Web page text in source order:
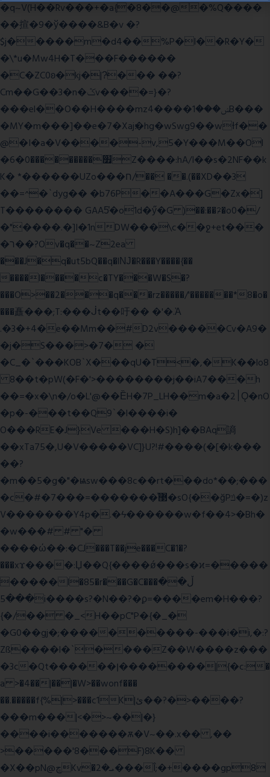
�q~V(H��Rv���+�a{�8��@�%Q����
��揎�9�ў����&B�v �?
$j�����m�d4��%P�l��R�Y�
�\*u�Mw4H�T���F������
�C�ZC0ʚ�kj�|?ͮ��� ��?
Cm��G��3�n�ݣv����=}�?
���el��O��H����mzݾ���1����4B���
�MY�m���]��e�7�Xaj׃�hg�wSwg9��wƗf��
@�I�a�V����-v,5�Y���M��Ol
�׿���������0�6Z����:hA/I��s�2NF��k
K� *������UZo���ח/�� ��.(��XD��3
��=^�`dyg�� �b76P��A���G�Zx�]
T�������� GAA5̔�o1d�ӳ�G )��:��ℱ�o0�/
�"����.�]I�1nDW���\c��ջ+et���
�ר��?Ov�q��~Z2ea
���J�q�ut5bQ��q�lǊ�R���Y����{��
����l����c�TY���W�S�?
���O>��2���q���rz�����/'�������*8�o�
���矗���;T:���ᒎt��吁�� �'�.Ὰ
.�3�+4�e��Mm��#D2v�����Cv�A9�
�j�S���>�7� �
�C_�`���KOB`X���qU�T<�,�K��lo8
8��t�pW(�F�'>��������j��iA7���h
��=�x�\n�/o�L'@��ȄH�7P_LH��m�a�2׀Ǫ�nO
�p�-���t��Q9`�l����i�
O���RE�J}Ve ���H�S)h]��BAq謪
��xTa75�,U�V�����VC]}U?!#����(�[�k���
��?
�m��5�g�"�ѩsw���8c��rt���do*��;���
�c�#�޳�ͯ������=���7�sO{��ğPݿ�=�)z
V�������Y4p�.�ϟ������w�f��4>�Bh�
�w���# # "�
����ώ��:�CJ���T��je���C�1�?
���xϫ����:Џ��Q{����ǿ���s�ϰ=�����
�����l�85�r���G�C���ڵ��
���5i����s?�N��?�ϼ=����em�H���?
{�/�� �_<H��pC"P�{�_�
�G0��gj�;����������-���i�i,�:?
Zß����l�`����Z��W����z���
�3c�Qt������ן��������|{�c:�
a >�4��|��|�W>��wonf���
��.�����f{%|>���c1K|ئ��?�>����?
���m���|<�>~��|�}
����i�������ѫ�V~��.x�� ,��
>�����'8���F)8K��
�X��pN@ڇKv�ܝ�2���Î;�+����gp8